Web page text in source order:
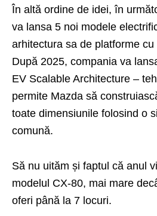
În altă ordine de idei, în
va lansa 5 noi modele
arhitectura sa de platforme
După 2025, compania va
EV Scalable Architecture –
permite Mazda să
toate dimensiunile folosind o
comună.
Să nu uităm și faptul că anul
modelul CX-80, mai mare
oferi până la 7 locuri.